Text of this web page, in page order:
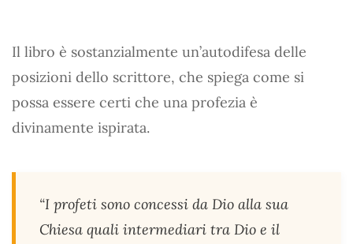
Il libro è sostanzialmente un’autodifesa delle
posizioni dello scrittore, che spiega come si
possa essere certi che una profezia è
divinamente ispirata.
“I profeti sono concessi da Dio alla sua
Chiesa quali intermediari tra Dio e il